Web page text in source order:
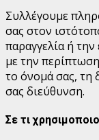
Συλλέγουμε
σας στον
παραγγελία ή
με την
το όνομά σας, τη
σας διεύθυνση.
Σε τι